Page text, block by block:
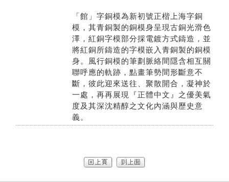
「館」字銅模為新初號正楷上海字銅
模，其青銅製的銅模身呈現古銅光滑色
澤，紅銅字模部分採電鍍方式鑄造，並
將紅銅所鑄造的字模嵌入青銅製的銅模
身。風行銅模的筆劃脈絡間隱含相互關
聯呼應的軌跡，點畫筆勢間形斷意不
斷，彼此迎來送往、聚散開合，凝神於
一處，再再展現『正體中文』之優美氣
度及其深沈精醇之文化內涵與歷史意
義。